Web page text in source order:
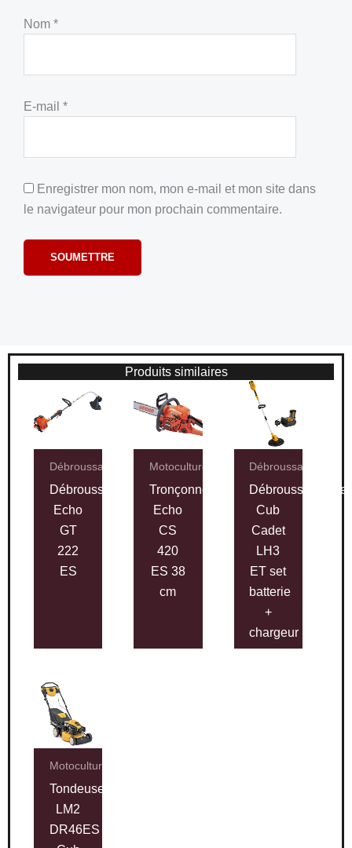
Nom *
E-mail *
Enregistrer mon nom, mon e-mail et mon site dans
le navigateur pour mon prochain commentaire.
Produits similaires
Débroussailleuses
Débroussailleuse
Echo
GT
222
ES
Motoculture
Tronçonneuse
Echo
CS
420
ES 38
cm
Débroussailleuses
Débroussailleuse
Cub
Cadet
LH3
ET set
batterie
+
chargeur
Motoculture
Tondeuse
LM2
DR46ES